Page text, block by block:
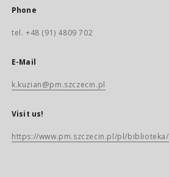
Phone
tel. +48 (91) 4809 702
E-Mail
k.kuzian@pm.szczecin.pl
Visit us!
https://www.pm.szczecin.pl/pl/biblioteka/